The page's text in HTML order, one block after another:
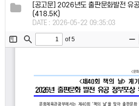
[공고문] 2026년도 출판문화발전 유
(418.5K)
DATE : 2026-05-22 09:35:03